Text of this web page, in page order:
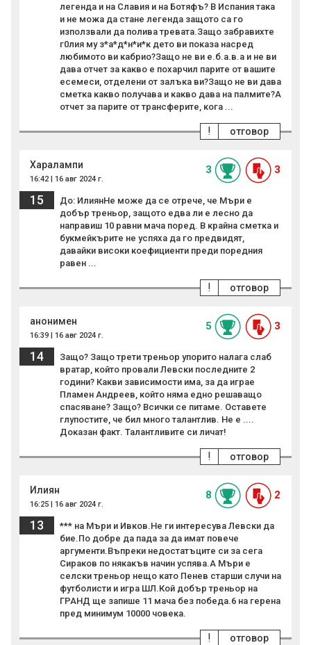
легенда и на Славия и на Ботяфъ? В Испания така
и не можа да стане легенда защото са го
използвали да полива тревата.Защо забравихте
г0лия му з*а*д*н*и*к дето ви показа насред
любимото ви кабрио?Защо не ви е.б.а.в.а и не ви
дава отчет за какво е похарчил парите от вашите
есемеси, отделени от залъка ви?Защо не ви дава
сметка какво получава и какво дава на палмите?А
отчет за парите от трансферите, кога ...
отговор
!
Харалампи
16:42 | 16 авг 2024 г.
3 3
15
До: ИлиянНе може да се отрече, че Мъри е
добър треньор, защото едва ли е лесно да
направиш 10 равни мача поред. В крайна сметка и
букмейкърите не успяха да го предвидят,
давайки високи коефициенти преди поредния
равен ...
отговор
!
анонимен
16:39 | 16 авг 2024 г.
5 3
14
Защо? Защо трети треньор упорито налага слаб
вратар, който провали Левски последните 2
години? Какви зависимости има, за да играе
Пламен Андреев, който няма едно решаващо
спасяване? Защо? Всички се питаме. Оставете
глупостите, че бил много талантлив. Не е ....
Доказан факт. Талантливите си личат!
отговор
!
Илиян
16:25 | 16 авг 2024 г.
8 2
13
*** на Мъри и Ивков.Не ги интересува Левски да
бие.По добре да пада за да имат повече
аргументи.Въпреки недостатъците си за сега
Сираков по някакъв начин успява.А Мъри е
селски треньор нещо като Пенев старши случи на
футболисти и игра ШЛ.Кой добър треньор на
ГРАНД ще запише 11 мача без победа.6 на герена
пред минимум 10000 човека.
отговор
!